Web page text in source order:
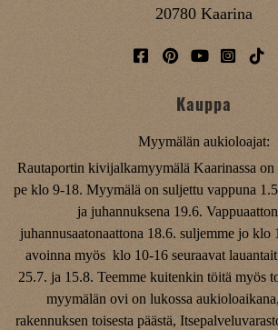
20780 Kaarina
Kauppa
Myymälän aukioloajat:
Rautaportin kivijalkamyymälä Kaarinassa
pe klo 9-18. Myymälä on suljettu vappuna
ja juhannuksena 19.6.
juhannusaatonaattona 18.6. suljemme jo
avoinna myös klo 10-16 seuraavat
25.7. ja 15.8. Teemme kuitenkin töitä myös
myymälän ovi on lukossa
rakennuksen toisesta päästä,